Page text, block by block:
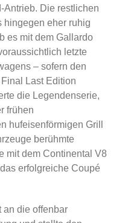
Antrieb. Die restlichen
hingegen eher ruhig
es mit dem Gallardo
letzte
– sofern den
Last Edition
die Legendenserie,
frühen
hufeisenförmigen Grill
berühmte
mit dem Continental V8
erfolgreiche Coupé
an die offenbar